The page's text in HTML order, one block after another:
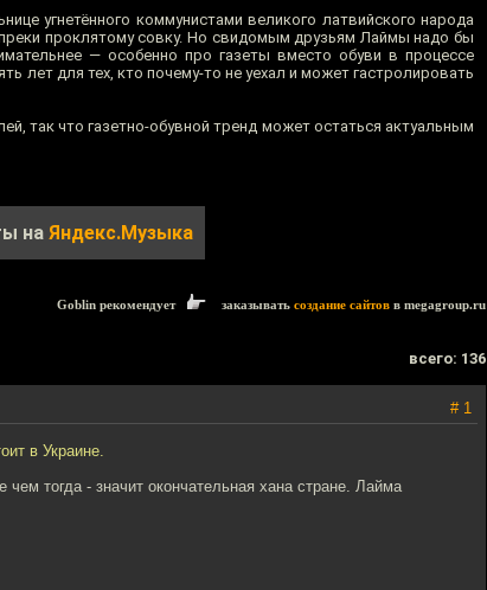
угнетённого коммунистами великого латвийского народа
проклятому совку. Но свидомым друзьям Лаймы надо бы
— особенно про газеты вместо обуви в процессе
лет для тех, кто почему-то не уехал и может гастролировать
так что газетно-обувной тренд может остаться актуальным
на Яндекс.Музыка
Goblin рекомендует заказывать создание сайтов в megagroup.ru
всего: 136
# 1
в Украине.
тогда - значит окончательная хана стране. Лайма